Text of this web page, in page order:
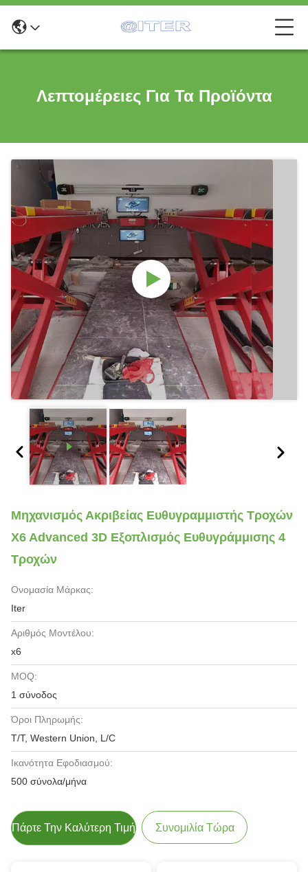
Λεπτομέρειες Για Τα Προϊόντα
Μηχανισμός Ακριβείας Ευθυγραμμιστής Τροχών
X6 Advanced 3D Εξοπλισμός Ευθυγράμμισης 4
Τροχών
Ονομασία Μάρκας:
Iter
Αριθμός Μοντέλου:
x6
MOQ:
1 σύνοδος
Όροι Πληρωμής:
T/T, Western Union, L/C
Ικανότητα Εφοδιασμού:
500 σύνολα/μήνα
Πάρτε Την Καλύτερη Τιμή Συνομιλία Τώρα